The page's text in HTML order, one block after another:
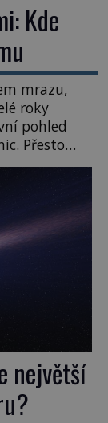
Kde
mrazu,
roky
pohled
Přesto
které
mění
největší